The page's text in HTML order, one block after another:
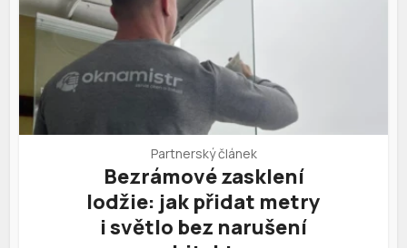
Partnerský článek
Bezrámové zasklení
lodžie: jak přidat metry
i světlo bez narušení